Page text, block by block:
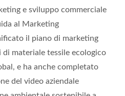
e sviluppo commerciale
al Marketing
il piano di marketing
materiale tessile ecologico
e ha anche completato
del video aziendale